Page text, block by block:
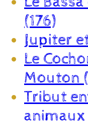
(176)
Jupiter
Le
Mouton
Tribut
animaux